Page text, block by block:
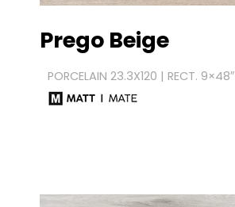
Prego Beige
PORCELAIN 23.3X120 | RECT. 9×48″